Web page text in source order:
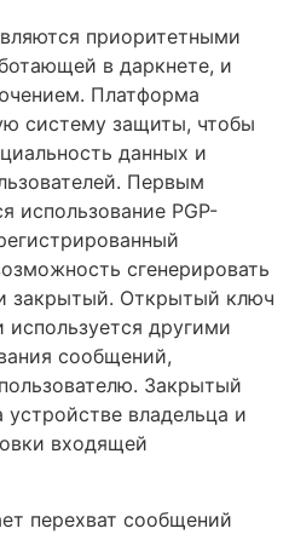
приоритетными
в даркнете, и
Платформа
систему защиты, чтобы
данных и
Первым
использование PGP-
сгенерировать
закрытый. Открытый ключ
другими
сообщений,
Закрытый
владельца и
входящей
перехват сообщений